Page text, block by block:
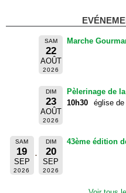
SAM
22
AOÛT
2026
Marche
DIM
23
AOÛT
2026
Pèlerinage de
10h30
église
SAM
19
SEP
2026
DIM
20
SEP
2026
43ème édition